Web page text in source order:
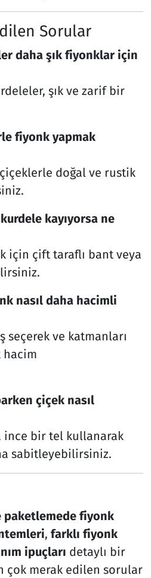
Sorular
daha şık fiyonklar için
şık ve zarif bir
fiyonk yapmak
doğal ve rustik
kayıyorsa ne
için çift taraflı bant veya
nasıl daha hacimli
seçerek ve katmanları
hacim
çiçek nasıl
ince bir tel kullanarak
sabitleyebilirsiniz.
paketlemede fiyonk
, farklı fiyonk
ipuçları detaylı bir
çok merak edilen sorular